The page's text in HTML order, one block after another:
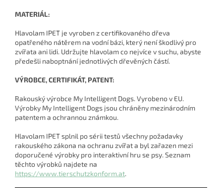
MATERIÁL:
Hlavolam IPET je vyroben z certifikovaného dřeva
opatřeného nátěrem na vodní bázi, který není škodlivý pro
zvířata ani lidi. Udržujte hlavolam co nejvíce v suchu, abyste
předešli naboptnání jednotlivých dřevěných částí.
VÝROBCE, CERTIFIKÁT, PATENT:
Rakouský výrobce My Intelligent Dogs. Vyrobeno v EU.
Výrobky My Intelligent Dogs jsou chráněny mezinárodním
patentem a ochrannou známkou.
Hlavolam IPET splnil po sérii testů všechny požadavky
rakouského zákona na ochranu zvířat a byl zařazen mezi
doporučené výrobky pro interaktivní hru se psy. Seznam
těchto výrobků najdete na
https://www.tierschutzkonform.at.